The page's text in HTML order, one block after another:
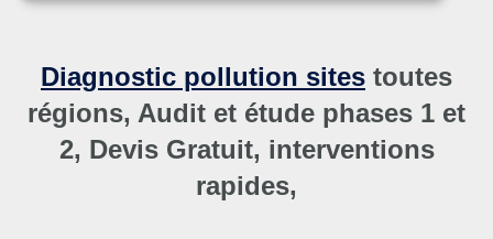
Diagnostic pollution sites toutes
régions, Audit et étude phases 1 et
2, Devis Gratuit, interventions
rapides,